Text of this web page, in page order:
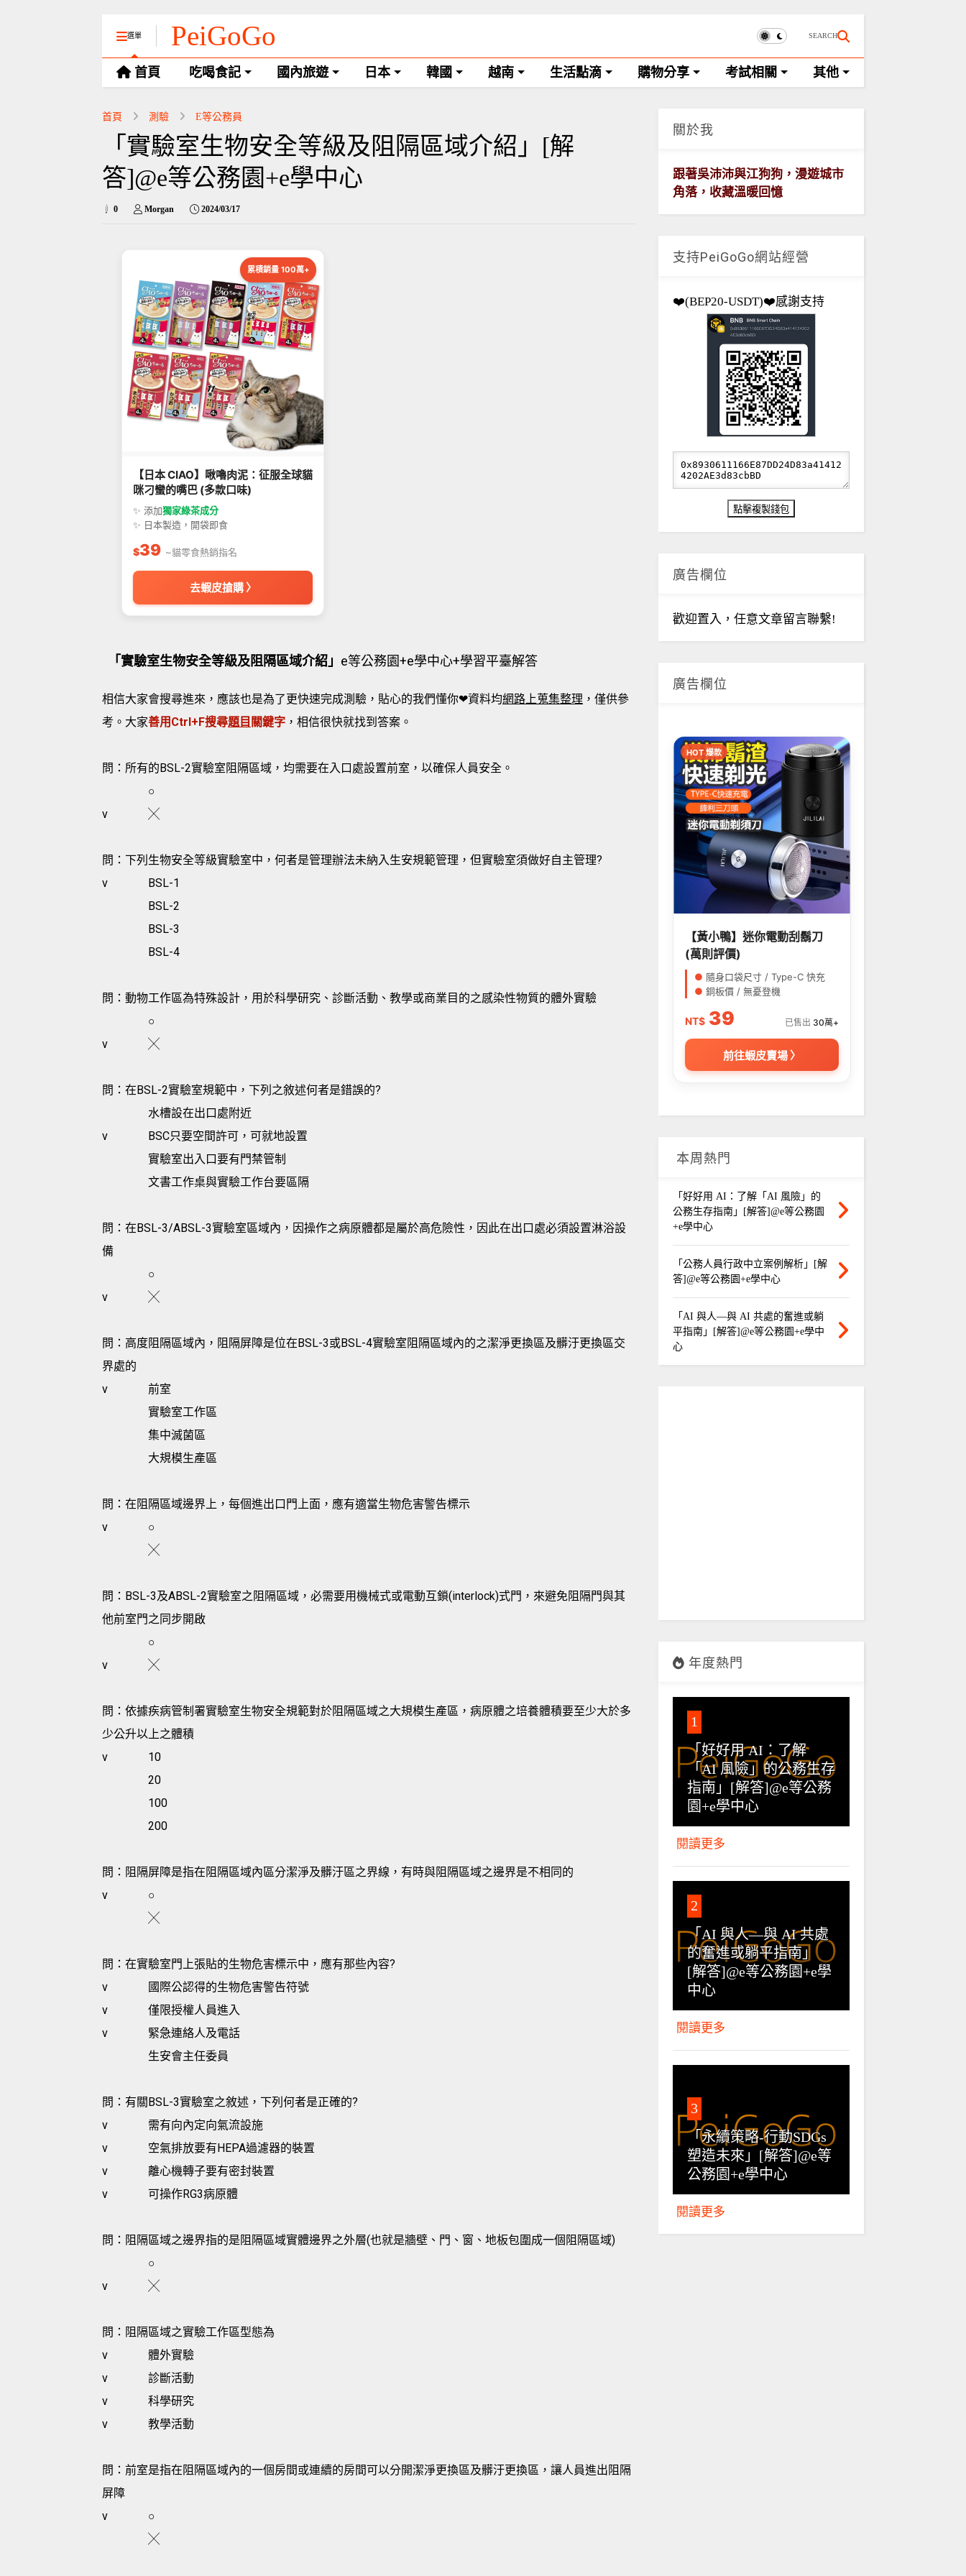
選單 PeiGoGo SEARCH
首頁 吃喝食記 國內旅遊 日本 韓國 越南 生活點滴 購物分享 考試相關 其他
首頁 測驗 E等公務員
「實驗室生物安全等級及阻隔區域介紹」[解
答]@e等公務園+e學中心
0 Morgan 2024/03/17
累積銷量 100萬+
【日本 CIAO】啾嚕肉泥：征服全球貓
咪刁蠻的嘴巴 (多款口味)
✨ 添加獨家綠茶成分
✨ 日本製造，開袋即食
$39 ~貓零食熱銷指名
去蝦皮搶購 〉
「實驗室生物安全等級及阻隔區域介紹」 e等公務園+e學中心+學習平臺解答
相信大家會搜尋進來，應該也是為了更快速完成測驗，貼心的我們懂你❤資料均網路上蒐集整理 ，僅供參
考。大家善用Ctrl+F搜尋題目 關鍵字 ，相信很快就找到答案。
問：所有的BSL-2實驗室阻隔區域，均需要在入口處設置前室，以確保人員安全。
○
v
╳
問：下列生物安全等級實驗室中，何者是管理辦法未納入生安規範管理，但實驗室須做好自主管理?
v
BSL-1
BSL-2
BSL-3
BSL-4
問：動物工作區為特殊設計，用於科學研究、診斷活動、教學或商業目的之感染性物質的體外實驗
○
v
╳
問：在BSL-2實驗室規範中，下列之敘述何者是錯誤的?
水槽設在出口處附近
v
BSC只要空間許可，可就地設置
實驗室出入口要有門禁管制
文書工作桌與實驗工作台要區隔
問：在BSL-3/ABSL-3實驗室區域內，因操作之病原體都是屬於高危險性，因此在出口處必須設置淋浴設
備
○
v
╳
問：高度阻隔區域內，阻隔屏障是位在BSL-3或BSL-4實驗室阻隔區域內的之潔淨更換區及髒汙更換區交
界處的
v
前室
實驗室工作區
集中滅菌區
大規模生產區
問：在阻隔區域邊界上，每個進出口門上面，應有適當生物危害警告標示
v
○
╳
問：BSL-3及ABSL-2實驗室之阻隔區域，必需要用機械式或電動互鎖(interlock)式門，來避免阻隔門與其
他前室門之同步開啟
○
v
╳
問：依據疾病管制署實驗室生物安全規範對於阻隔區域之大規模生產區，病原體之培養體積要至少大於多
少公升以上之體積
v
10
20
100
200
問：阻隔屏障是指在阻隔區域內區分潔淨及髒汙區之界線，有時與阻隔區域之邊界是不相同的
v
○
╳
問：在實驗室門上張貼的生物危害標示中，應有那些內容?
v
國際公認得的生物危害警告符號
v
僅限授權人員進入
v
緊急連絡人及電話
生安會主任委員
問：有關BSL-3實驗室之敘述，下列何者是正確的?
v
需有向內定向氣流設施
v
空氣排放要有HEPA過濾器的裝置
v
離心機轉子要有密封裝置
v
可操作RG3病原體
問：阻隔區域之邊界指的是阻隔區域實體邊界之外層(也就是牆壁、門、窗、地板包圍成一個阻隔區域)
○
v
╳
問：阻隔區域之實驗工作區型態為
v
體外實驗
v
診斷活動
v
科學研究
v
教學活動
問：前室是指在阻隔區域內的一個房間或連續的房間可以分開潔淨更換區及髒汙更換區，讓人員進出阻隔
屏障
v
○
╳
關於我
跟著吳沛沛與江狗狗，漫遊城市
角落，收藏溫暖回憶
支持PeiGoGo網站經營
❤️(BEP20-USDT)❤️感謝支持
廣告欄位
歡迎置入，任意文章留言聯繫!
廣告欄位
HOT 爆款
【黃小鴨】迷你電動刮鬍刀
(萬則評價)
● 隨身口袋尺寸 / Type-C 快充
● 銅板價 / 無憂登機
NT$ 39 已售出 30萬+
前往蝦皮賣場 〉
本周熱門
「好好用 AI：了解「AI 風險」的
公務生存指南」[解答]@e等公務園
+e學中心
「公務人員行政中立案例解析」[解
答]@e等公務園+e學中心
「AI 與人—與 AI 共處的奮進或躺
平指南」[解答]@e等公務園+e學中
心
年度熱門
1
「好好用 AI：了解
「AI 風險」的公務生存
指南」[解答]@e等公務
園+e學中心
閱讀更多
2
「AI 與人—與 AI 共處
的奮進或躺平指南」
[解答]@e等公務園+e學
中心
閱讀更多
3
「永續策略-行動SDGs
塑造未來」[解答]@e等
公務園+e學中心
閱讀更多